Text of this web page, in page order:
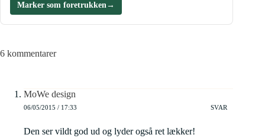
Marker som foretrukken→
6 kommentarer
MoWe design
06/05/2015 / 17:33 SVAR
Den ser vildt god ud og lyder også ret lækker!